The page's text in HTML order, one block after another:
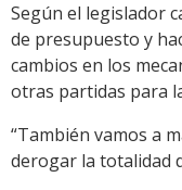
Según el legislador
de presupuesto y
cambios en los
otras partidas para
“También vamos a
derogar la totalidad